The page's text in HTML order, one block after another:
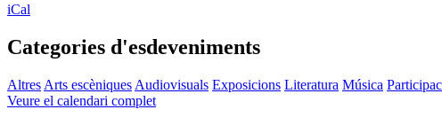
iCal
Categories d'esdeveniments
Altres Arts escèniques Audiovisuals Exposicions Literatura Música
Veure el calendari complet